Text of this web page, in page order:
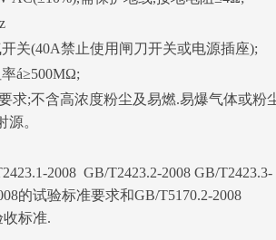
关(40A禁止使用闸刀开关或电源插座);
á≥500MΩ;
求;不含高浓度粉尘及易燃.易爆气体或粉
源。
2008 GB/T2423.2-2008 GB/T2423.3-
的试验标准要求和GB/T5170.2-2008
收标准.